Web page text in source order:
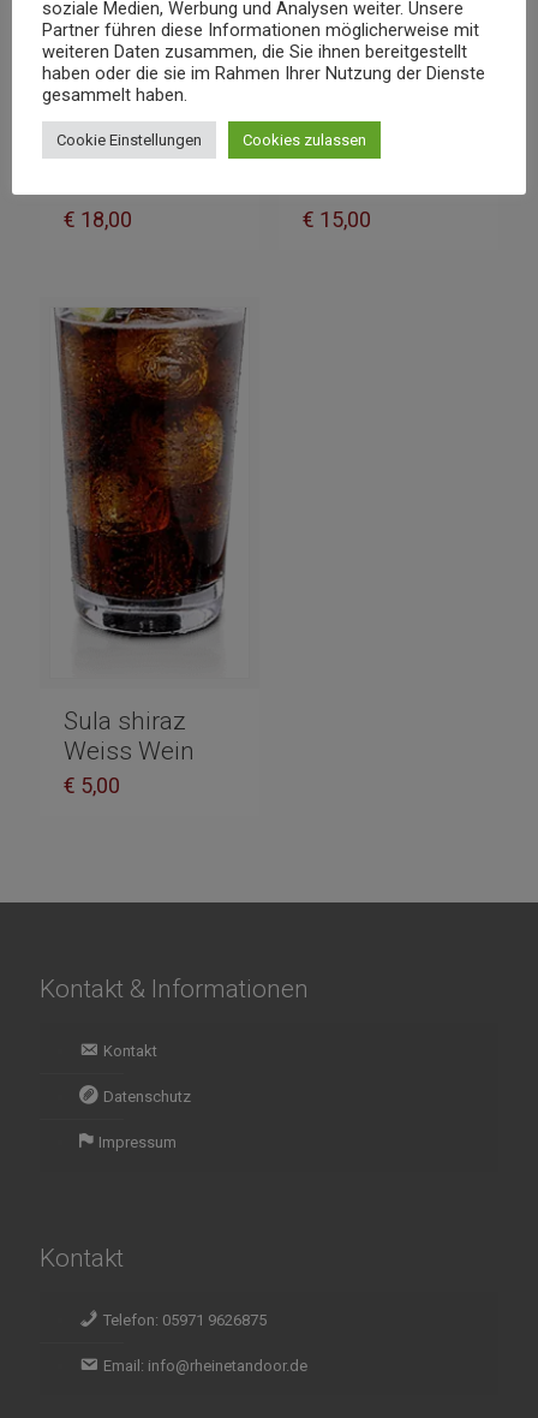
Sula shiraz
€ 18,00
Sula shiraz
€ 15,00
Sula shiraz
Weiss Wein
€ 5,00
Kontakt & Informationen
Kontakt
Datenschutz
Impressum
Kontakt
Telefon: 05971 9626875
Email: info@rheinetandoor.de
soziale Medien, Werbung und Analysen weiter. Unsere
Partner führen diese Informationen möglicherweise mit
weiteren Daten zusammen, die Sie ihnen bereitgestellt
haben oder die sie im Rahmen Ihrer Nutzung der Dienste
gesammelt haben.
Cookie Einstellungen Cookies zulassen